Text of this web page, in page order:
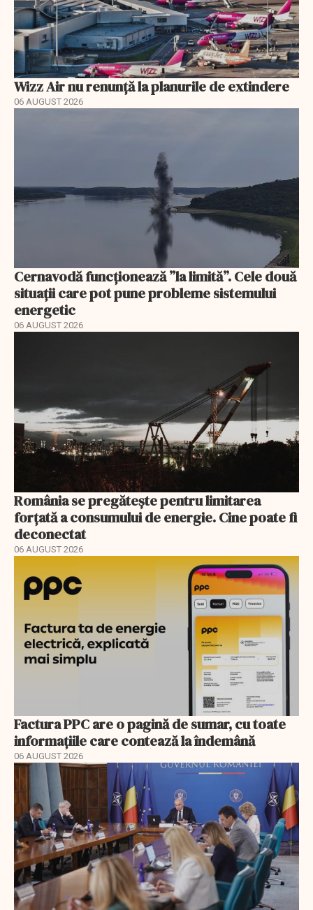
Wizz Air nu renunță la planurile de extindere
06 AUGUST 2026
Cernavodă funcționează ”la limită”. Cele două
situații care pot pune probleme sistemului
energetic
06 AUGUST 2026
România se pregătește pentru limitarea
forțată a consumului de energie. Cine poate fi
deconectat
06 AUGUST 2026
Factura PPC are o pagină de sumar, cu toate
informațiile care contează la îndemână
06 AUGUST 2026